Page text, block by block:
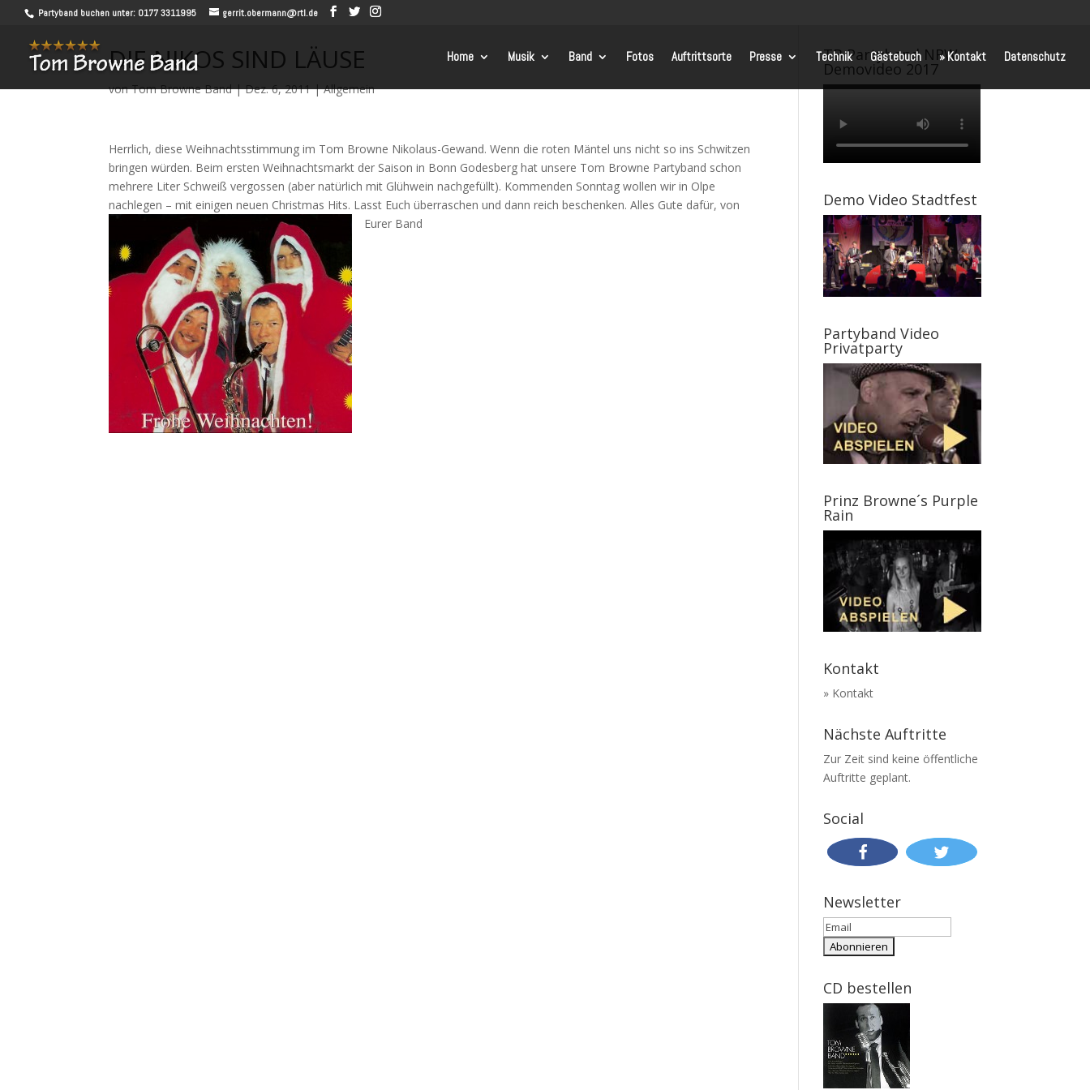
Partyband buchen unter: 0177 3311995 gerrit.obermann@rtl.de
Home Musik Band Fotos Auftrittsorte Presse Technik Gästebuch » Kontakt Datenschutz
DIE NIKOS SIND LÄUSE
vonTom Browne Band|Dez. 6, 2011|Allgemein
Herrlich, diese Weihnachtsstimmung im Tom Browne Nikolaus-Gewand. Wenn die roten Mäntel uns nicht so ins Schwitzen
bringen würden. Beim ersten Weihnachtsmarkt der Saison in Bonn Godesberg hat unsere Tom Browne Partyband schon
mehrere Liter Schweiß vergossen (aber natürlich mit Glühwein nachgefüllt). Kommenden Sonntag wollen wir in Olpe
nachlegen – mit einigen neuen Christmas Hits. Lasst Euch überraschen und dann reich beschenken. Alles Gute dafür, von
Eurer Band
TB Partyband NRW
Demovideo 2017
Demo Video Stadtfest
Partyband Video
Privatparty
Prinz Browne´s Purple
Rain
Kontakt
» Kontakt
Nächste Auftritte
Zur Zeit sind keine öffentliche
Auftritte geplant.
Social
Newsletter
CD bestellen